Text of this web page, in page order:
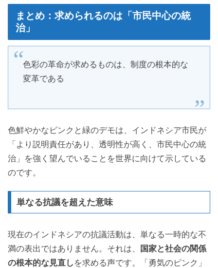
まとめ：求められるのは「市民中心の統
治」
色彩の革命が求めるものは、制度の根本的な
変革である
色鮮やかなピンクと緑のデモは、インドネシア市民が
「より説明責任があり、透明性が高く、市民中心の統
治」を強く望んでいることを世界に向けて示している
のです。
単なる抗議を超えた意味
現在のインドネシアの抗議活動は、単なる一時的な不
満の表出ではありません。それは、
国家と社会の関係
の根本的な見直し を求める声です。「勇気のピンク」